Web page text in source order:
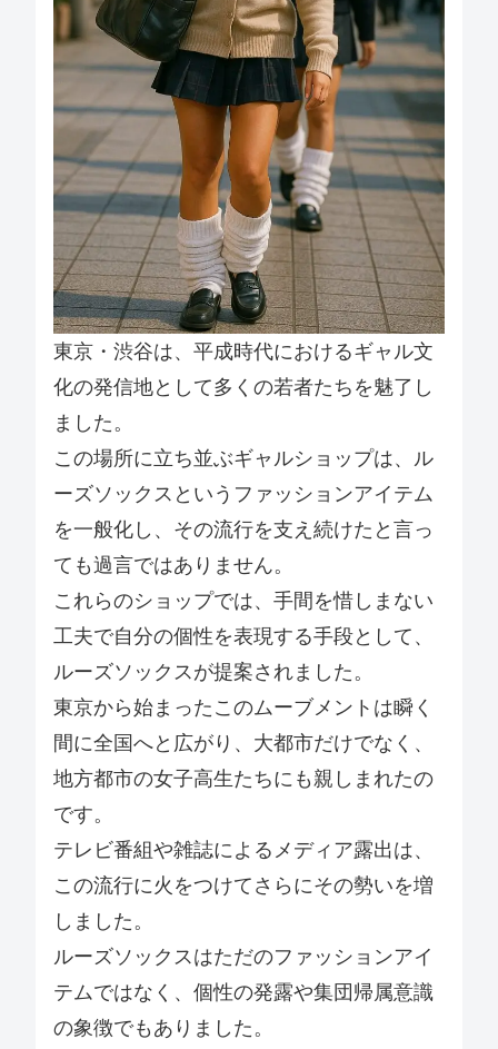
東京・渋谷は、平成時代におけるギャル文
化の発信地として多くの若者たちを魅了し
ました。
この場所に立ち並ぶギャルショップは、ル
ーズソックスというファッションアイテム
を一般化し、その流行を支え続けたと言っ
ても過言ではありません。
これらのショップでは、手間を惜しまない
工夫で自分の個性を表現する手段として、
ルーズソックスが提案されました。
東京から始まったこのムーブメントは瞬く
間に全国へと広がり、大都市だけでなく、
地方都市の女子高生たちにも親しまれたの
です。
テレビ番組や雑誌によるメディア露出は、
この流行に火をつけてさらにその勢いを増
しました。
ルーズソックスはただのファッションアイ
テムではなく、個性の発露や集団帰属意識
の象徴でもありました。